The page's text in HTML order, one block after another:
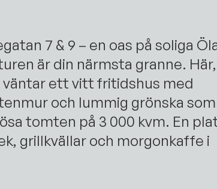
7 & 9 – en oas på soliga
är din närmsta granne.
väntar ett vitt fritidshus med
och lummig grönska som
tomten på 3 000 kvm. En
grillkvällar och morgonkaffe i